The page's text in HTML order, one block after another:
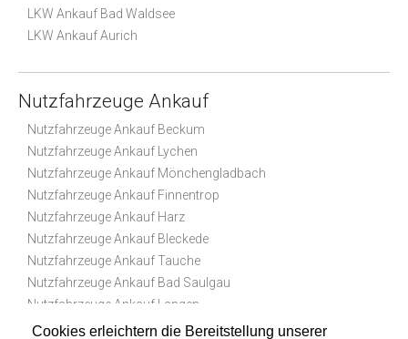
Cookies erleichtern die Bereitstellung unserer
LKW Ankauf Bad Waldsee
LKW Ankauf Aurich
Nutzfahrzeuge Ankauf
Nutzfahrzeuge Ankauf Beckum
Nutzfahrzeuge Ankauf Lychen
Nutzfahrzeuge Ankauf Mönchengladbach
Nutzfahrzeuge Ankauf Finnentrop
Nutzfahrzeuge Ankauf Harz
Nutzfahrzeuge Ankauf Bleckede
Nutzfahrzeuge Ankauf Tauche
Nutzfahrzeuge Ankauf Bad Saulgau
Nutzfahrzeuge Ankauf Langen
Nutzfahrzeuge Ankauf Pegnitz